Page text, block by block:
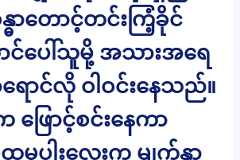
ာတောင့်တင်းကြံ့ခိုင်
ပေါ်သူမို့ အသားအရေ
ောင်လို ဝါဝင်းနေသည်။
ြောင့်စင်းနေကာ
မပါးလေးက မျက်နှာ